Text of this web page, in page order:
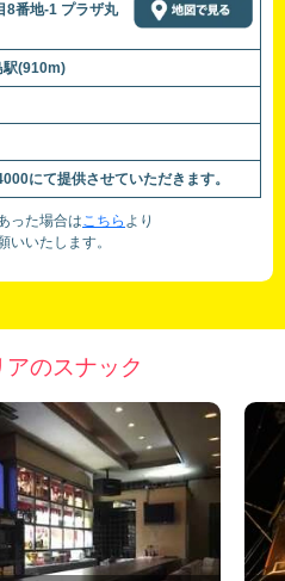
8番地-1 プラザ丸
駅(910m)
にて提供させていただきます。
った場合はこちら より
いいたします。
のスナック